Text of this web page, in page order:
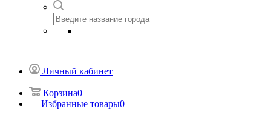
Личный кабинет
Корзина0
Избранные товары0